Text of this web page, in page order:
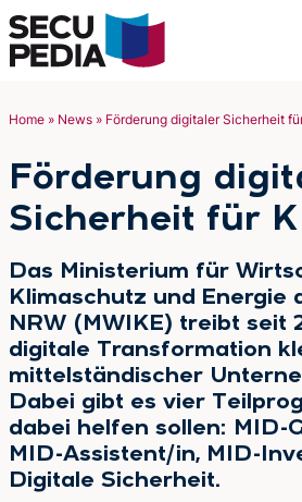
Suchen
Home » News » Förderung digitaler Sicherheit
Förderung
Sicherheit für
Das Ministerium für
Klimaschutz und Energie
NRW (MWIKE) treibt seit
digitale Transformation
mittelständischer
Dabei gibt es vier
dabei helfen sollen: MID-
MID-Assistent/in, MID-
Digitale Sicherheit.